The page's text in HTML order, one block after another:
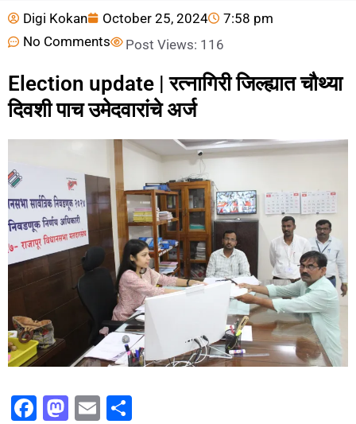
Digi Kokan October 25, 2024
7:58 pm
No Comments
Post Views: 116
Election update | रत्नागिरी जिल्ह्यात चौथ्या
दिवशी पाच उमेदवारांचे अर्ज
F
M E